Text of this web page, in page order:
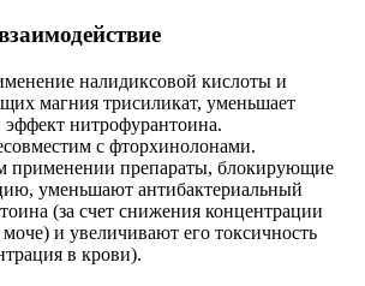
налидиксовой кислоты и
магния трисиликат, уменьшает
нитрофурантоина.
с фторхинолонами.
применении препараты, блокирующие
уменьшают антибактериальный
(за счет снижения концентрации
и увеличивают его токсичность
в крови).